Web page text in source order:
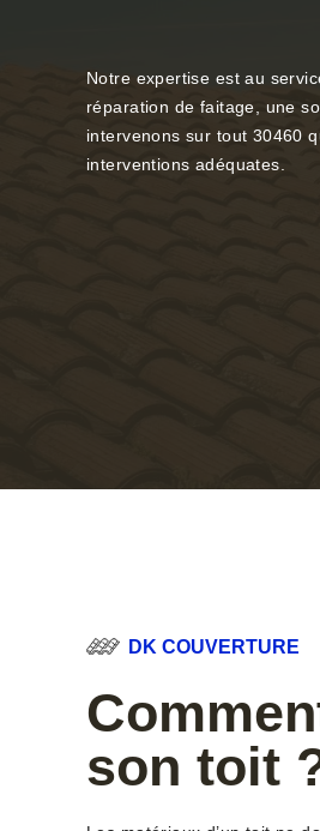
Notre expertise est au
réparation de faitage, une
intervenons sur tout 30460
interventions adéquates.
DK COUVERTURE
son toit